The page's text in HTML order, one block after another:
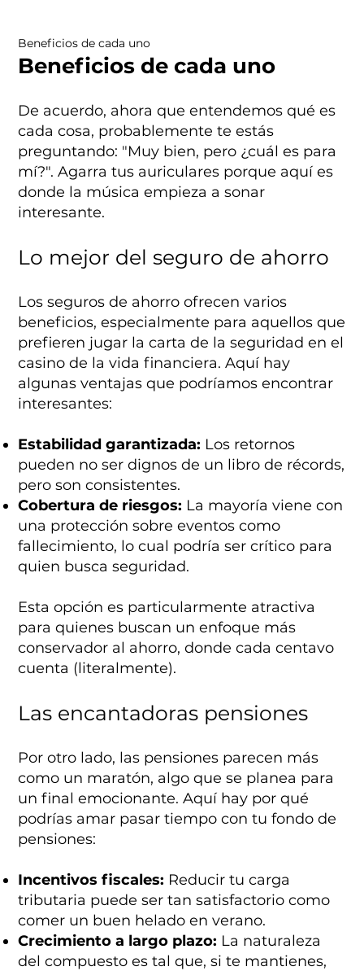
Beneficios de cada uno
Beneficios de cada uno
De acuerdo, ahora que entendemos qué es
cada cosa, probablemente te estás
preguntando: "Muy bien, pero ¿cuál es para
mí?". Agarra tus auriculares porque aquí es
donde la música empieza a sonar
interesante.
Lo mejor del seguro de ahorro
Los seguros de ahorro ofrecen varios
beneficios, especialmente para aquellos que
prefieren jugar la carta de la seguridad en el
casino de la vida financiera. Aquí hay
algunas ventajas que podríamos encontrar
interesantes:
Estabilidad garantizada: Los retornos
pueden no ser dignos de un libro de récords,
pero son consistentes.
Cobertura de riesgos: La mayoría viene con
una protección sobre eventos como
fallecimiento, lo cual podría ser crítico para
quien busca seguridad.
Esta opción es particularmente atractiva
para quienes buscan un enfoque más
conservador al ahorro, donde cada centavo
cuenta (literalmente).
Las encantadoras pensiones
Por otro lado, las pensiones parecen más
como un maratón, algo que se planea para
un final emocionante. Aquí hay por qué
podrías amar pasar tiempo con tu fondo de
pensiones:
Incentivos fiscales: Reducir tu carga
tributaria puede ser tan satisfactorio como
comer un buen helado en verano.
Crecimiento a largo plazo: La naturaleza
del compuesto es tal que, si te mantienes,